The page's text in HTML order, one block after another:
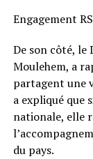
Engagement
De son côté, le
Moulehem, a
partagent une
a expliqué que
nationale, elle
du pays.